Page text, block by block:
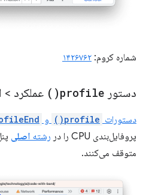
شماره کروم: ۱۴۲۶۷۶۲
دستور profile(
) عملکرد >
دستورات profile() و
پروفایل‌بندی CPU را در
رشته اصلی
متوقف می‌کنند.